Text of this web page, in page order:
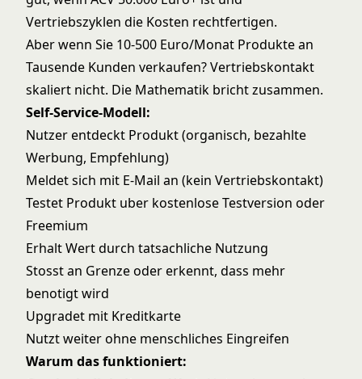
Vertriebszyklen die Kosten rechtfertigen.
Aber wenn Sie 10-500 Euro/Monat Produkte an
Tausende Kunden verkaufen? Vertriebskontakt
skaliert nicht. Die Mathematik bricht zusammen.
Self-Service-Modell:
Nutzer entdeckt Produkt (organisch, bezahlte
Werbung, Empfehlung)
Meldet sich mit E-Mail an (kein Vertriebskontakt)
Testet Produkt uber kostenlose Testversion oder
Freemium
Erhalt Wert durch tatsachliche Nutzung
Stosst an Grenze oder erkennt, dass mehr
benotigt wird
Upgradet mit Kreditkarte
Nutzt weiter ohne menschliches Eingreifen
Warum das funktioniert: